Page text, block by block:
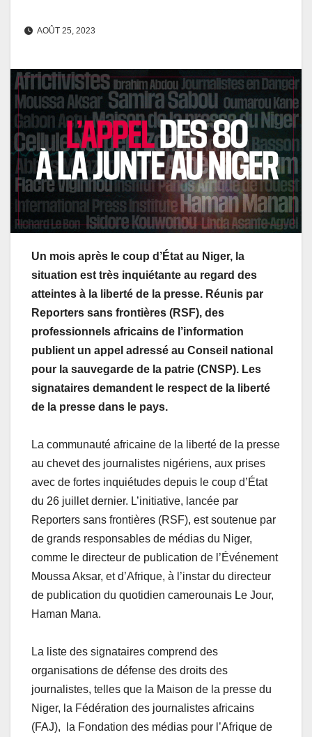
AOÛT 25, 2023
Un mois après le coup d’État au Niger, la
situation est très inquiétante au regard des
atteintes à la liberté de la presse. Réunis par
Reporters sans frontières (RSF), des
professionnels africains de l’information
publient un appel adressé au Conseil national
pour la sauvegarde de la patrie (CNSP). Les
signataires demandent le respect de la liberté
de la presse dans le pays.
La communauté africaine de la liberté de la presse
au chevet des journalistes nigériens, aux prises
avec de fortes inquiétudes depuis le coup d’État
du 26 juillet dernier. L’initiative, lancée par
Reporters sans frontières (RSF), est soutenue par
de grands responsables de médias du Niger,
comme le directeur de publication de l’Événement
Moussa Aksar, et d’Afrique, à l’instar du directeur
de publication du quotidien camerounais Le Jour,
Haman Mana.
La liste des signataires comprend des
organisations de défense des droits des
journalistes, telles que la Maison de la presse du
Niger, la Fédération des journalistes africains
(FAJ), la Fondation des médias pour l’Afrique de